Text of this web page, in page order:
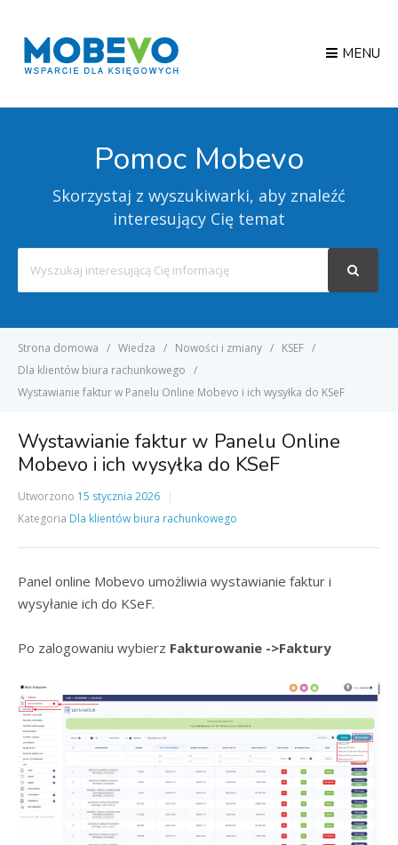
MENU
Pomoc Mobevo
Skorzystaj z wyszukiwarki, aby znaleźć
interesujący Cię temat
For
Strona domowa Wiedza Nowości i zmiany
KSEF
Dla klientów biura rachunkowego
Wystawianie faktur w Panelu Online Mobevo i ich wysyłka do KSeF
Wystawianie faktur w Panelu Online
Mobevo i ich wysyłka do KSeF
Utworzono 15 stycznia 2026
Kategoria Dla klientów biura rachunkowego
Panel online Mobevo umożliwia wystawianie faktur i
wysyłanie ich do KSeF.
Po zalogowaniu wybierz Fakturowanie ->Faktury